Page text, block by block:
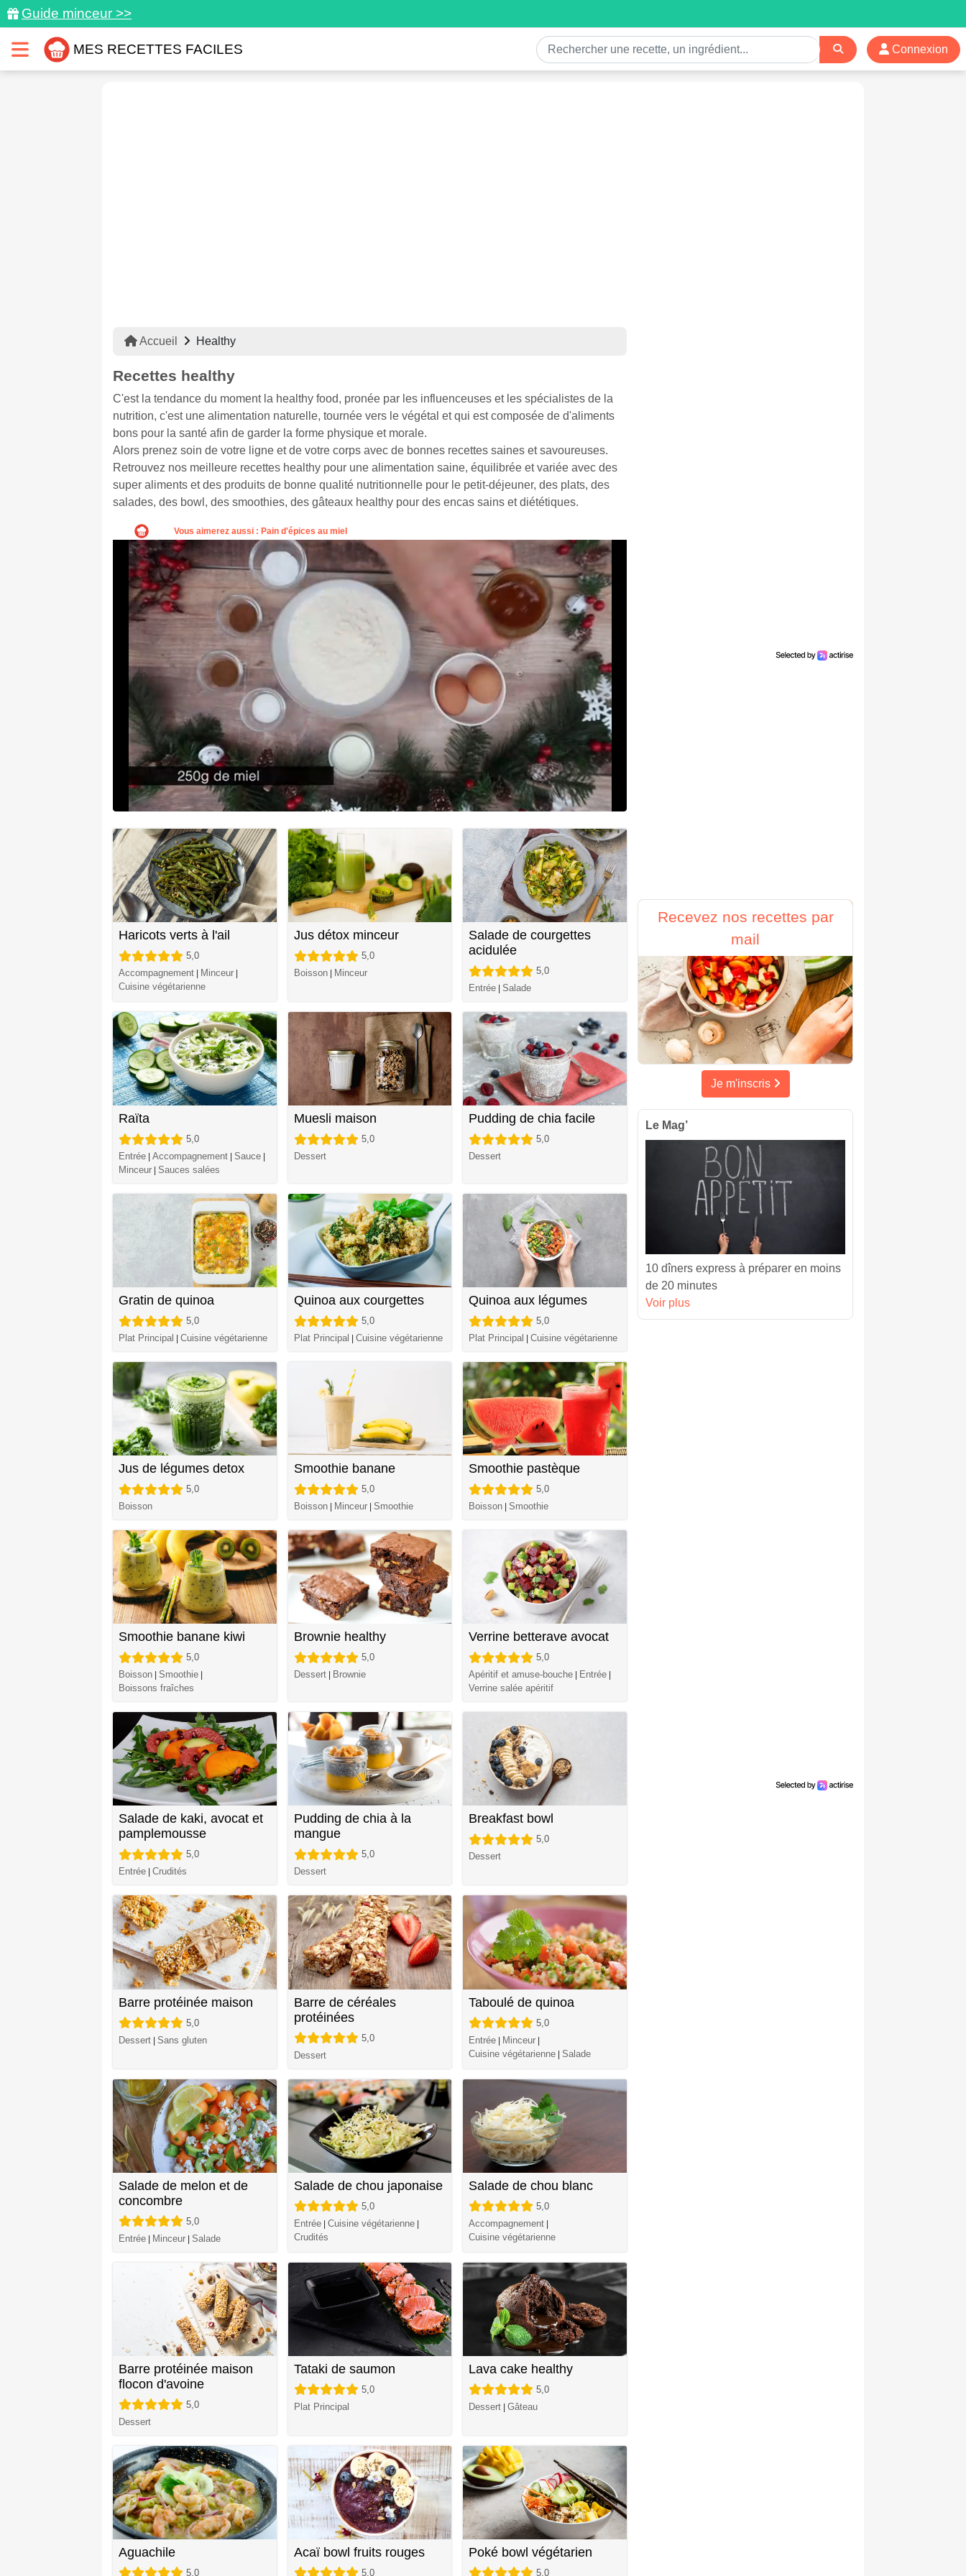
Guide minceur >>
MES RECETTES FACILES Connexion
Accueil Healthy
Recettes healthy
C'est la tendance du moment la healthy food, pronée par les influenceuses et les spécialistes de la
nutrition, c'est une alimentation naturelle, tournée vers le végétal et qui est composée de d'aliments
bons pour la santé afin de garder la forme physique et morale.
Alors prenez soin de votre ligne et de votre corps avec de bonnes recettes saines et savoureuses.
Retrouvez nos meilleure recettes healthy pour une alimentation saine, équilibrée et variée avec des
super aliments et des produits de bonne qualité nutritionnelle pour le petit-déjeuner, des plats, des
salades, des bowl, des smoothies, des gâteaux healthy pour des encas sains et diététiques.
Haricots verts à l'ail
5,0
Accompagnement
Minceur
Cuisine végétarienne
Jus détox minceur
5,0
Boisson| Minceur
Salade de courgettes
acidulée
5,0
Entrée |Salade
Raïta
5,0
Entrée Accompagnement Sauce
Minceur Sauces salées
Muesli maison
5,0
Dessert
Pudding de chia facile
5,0
Dessert
Gratin de quinoa
5,0
Plat Principal
Cuisine végétarienne
Quinoa aux courgettes
5,0
Plat Principal
Cuisine végétarienne
Quinoa aux légumes
5,0
Plat Principal
|Cuisine végétarienne
Jus de légumes detox
5,0
Boisson
Smoothie banane
5,0
Boisson| Minceur| Smoothie
Smoothie pastèque
5,0
Boisson |Smoothie
Smoothie banane kiwi
5,0
Boisson Smoothie
Boissons fraîches
Brownie healthy
5,0
Dessert| Brownie
Verrine betterave avocat
5,0
Apéritif et amuse-bouche
Entrée
Verrine salée apéritif
Salade de kaki, avocat et
pamplemousse
5,0
Entrée Crudités
Pudding de chia à la
mangue
5,0
Dessert
Breakfast bowl
5,0
Dessert
Barre protéinée maison
5,0
Dessert | Sans gluten
Barre de céréales
protéinées
5,0
Dessert
Taboulé de quinoa
5,0
Entrée | Minceur |
Cuisine végétarienne |Salade
Salade de melon et de
concombre
5,0
Entrée | Minceur | Salade
Salade de chou japonaise
5,0
Entrée| Cuisine végétarienne|
Crudités
Salade de chou blanc
5,0
Accompagnement |
Cuisine végétarienne
Barre protéinée maison
flocon d'avoine
5,0
Dessert
Tataki de saumon
5,0
Plat Principal
Lava cake healthy
5,0
Dessert |Gâteau
Aguachile
5,0
Acaï bowl fruits rouges
5,0
Poké bowl végétarien
5,0
Recevez nos recettes par
mail
Je m'inscris
Le Mag’
10 dîners express à préparer en moins
de 20 minutes
Voir plus